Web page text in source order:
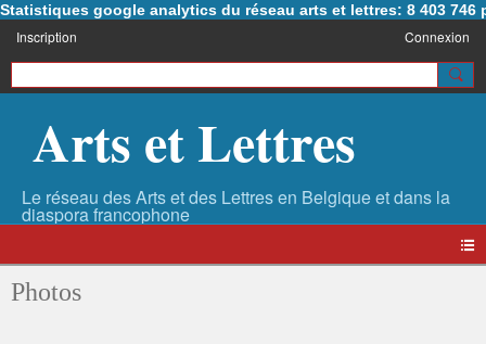
Statistiques google analytics du réseau arts et lettres: 8 403 746
Inscription Connexion
Arts et Lettres
Photos